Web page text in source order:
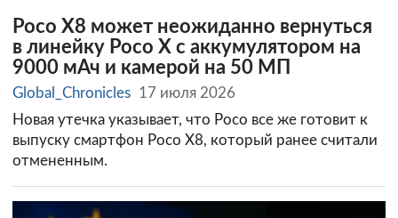
Poco X8 может неожиданно вернуться
в линейку Poco X с аккумулятором на
9000 мАч и камерой на 50 МП
Global_Chronicles 17 июля 2026
Новая утечка указывает, что Poco все же готовит к
выпуску смартфон Poco X8, который ранее считали
отмененным.